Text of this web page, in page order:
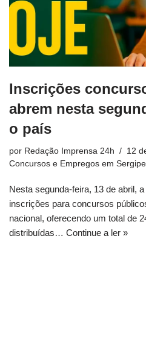
Inscrições
abrem nesta
o país
por Redação Imprensa 24h
12
Concursos e Empregos em Sergipe
Nesta segunda-feira, 13 de abril,
inscrições para concursos
nacional, oferecendo um total de
distribuídas… Continue a ler »